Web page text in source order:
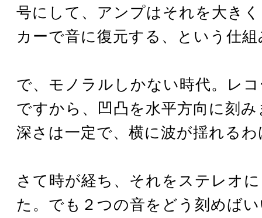
号にして、アンプはそれを大き
カーで音に復元する、という仕
で、モノラルしかない時代。レ
ですから、凹凸を水平方向に刻
深さは一定で、横に波が揺れる
さて時が経ち、それをステレオ
た。でも２つの音をどう刻めば